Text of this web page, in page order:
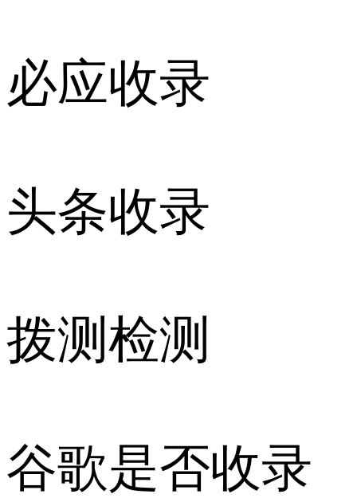
必应收录
头条收录
拨测检测
谷歌是否收录